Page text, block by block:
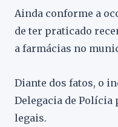
Ainda conforme a
de ter praticado
a farmácias no
Diante dos fatos, o
Delegacia de Polícia
legais.